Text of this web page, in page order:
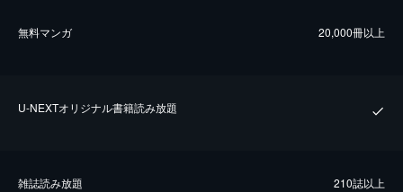
無料マンガ 20,000冊以上
U-NEXTオリジナル書籍読み放題
雑誌読み放題 210誌以上